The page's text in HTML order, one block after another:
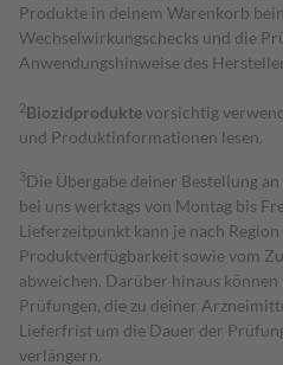
Produkte in deinem Warenkorb
Wechselwirkungschecks und die
Anwendungshinweise des
2Biozidproduktevorsichtig
und Produktinformationen lesen.
3Die Übergabe deiner Bestellung
bei uns werktags von Montag bis
Lieferzeitpunkt kann je nach
Produktverfügbarkeit sowie vom
abweichen. Darüber hinaus
Prüfungen, die zu deiner
Lieferfrist um die Dauer der
verlängern.